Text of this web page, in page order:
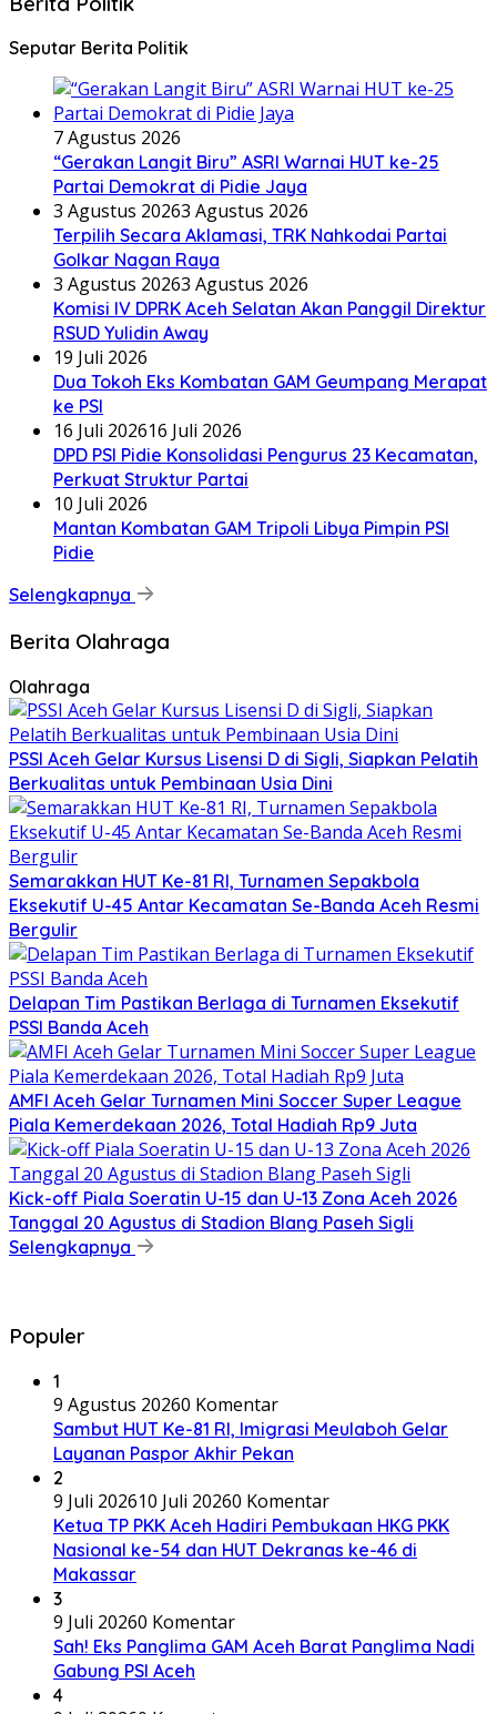
Seputar Berita Politik
7 Agustus 2026
“Gerakan Langit Biru” ASRI Warnai HUT ke-25
Partai Demokrat di Pidie Jaya
3 Agustus 20263 Agustus 2026
Terpilih Secara Aklamasi, TRK Nahkodai Partai
Golkar Nagan Raya
3 Agustus 20263 Agustus 2026
Komisi IV DPRK Aceh Selatan Akan Panggil Direktur
RSUD Yulidin Away
19 Juli 2026
Dua Tokoh Eks Kombatan GAM Geumpang Merapat
ke PSI
16 Juli 202616 Juli 2026
DPD PSI Pidie Konsolidasi Pengurus 23 Kecamatan,
Perkuat Struktur Partai
10 Juli 2026
Mantan Kombatan GAM Tripoli Libya Pimpin PSI
Pidie
Selengkapnya
Berita Olahraga
Olahraga
PSSI Aceh Gelar Kursus Lisensi D di Sigli, Siapkan Pelatih
Berkualitas untuk Pembinaan Usia Dini
Semarakkan HUT Ke-81 RI, Turnamen Sepakbola
Eksekutif U-45 Antar Kecamatan Se-Banda Aceh Resmi
Bergulir
Delapan Tim Pastikan Berlaga di Turnamen Eksekutif
PSSI Banda Aceh
AMFI Aceh Gelar Turnamen Mini Soccer Super League
Piala Kemerdekaan 2026, Total Hadiah Rp9 Juta
Kick-off Piala Soeratin U-15 dan U-13 Zona Aceh 2026
Tanggal 20 Agustus di Stadion Blang Paseh Sigli
Selengkapnya
Populer
1
9 Agustus 20260 Komentar
Sambut HUT Ke-81 RI, Imigrasi Meulaboh Gelar
Layanan Paspor Akhir Pekan
2
9 Juli 202610 Juli 20260 Komentar
Ketua TP PKK Aceh Hadiri Pembukaan HKG PKK
Nasional ke-54 dan HUT Dekranas ke-46 di
Makassar
3
9 Juli 20260 Komentar
Sah! Eks Panglima GAM Aceh Barat Panglima Nadi
Gabung PSI Aceh
4